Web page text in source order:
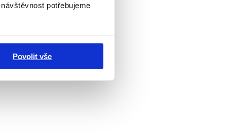
potřebujeme
Povolit vše